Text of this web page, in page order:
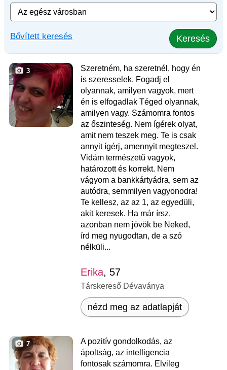
Bővített keresés Keresés
3
Szeretném, ha szeretnél, hogy én
is szeresselek. Fogadj el
olyannak, amilyen vagyok, mert
én is elfogadlak Téged olyannak,
amilyen vagy. Számomra fontos
az őszinteség. Nem ígérek olyat,
amit nem teszek meg. Te is csak
annyit ígérj, amennyit megteszel.
Vidám természetű vagyok,
határozott és korrekt. Nem
vágyom a bankkártyádra, sem az
autódra, semmilyen vagyonodra!
Te kellesz, az az 1, az egyedüli,
akit keresek. Ha már írsz,
azonban nem jövök be Neked,
írd meg nyugodtan, de a szó
nélküli...
Erika, 57
Társkereső Dévaványa
nézd meg az adatlapját
7
A pozitív gondolkodás, az
ápoltság, az intelligencia
fontosak számomra. Elvileg